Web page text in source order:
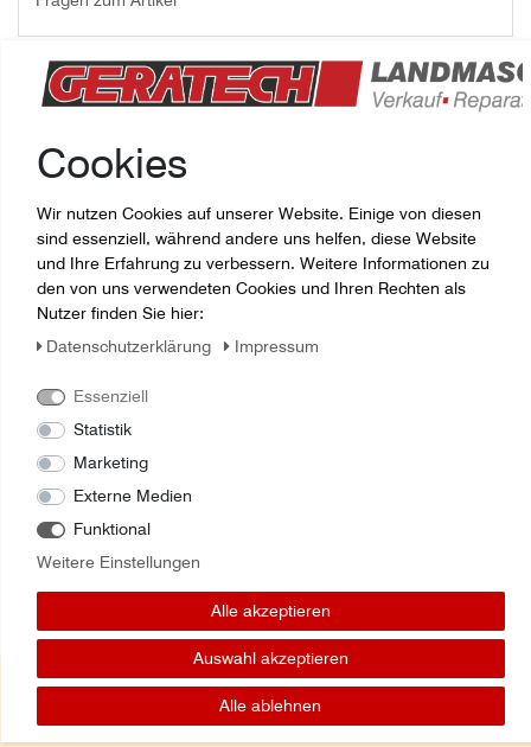
DRUCKLUFTBREMSZYLINDER 30
Gesamtlänge: 433,7mm
Cookies
Wir nutzen Cookies auf unserer Website. Einige von diesen
sind essenziell, während andere uns helfen, diese Website
und Ihre Erfahrung zu verbessern. Weitere Informationen zu
den von uns verwendeten Cookies und Ihren Rechten als
Nutzer finden Sie hier:
Daten­schutz­erklärung
Impressum
Essenziell
Statistik
Marketing
Externe Medien
Funktional
Weitere Einstellungen
Alle akzeptieren
Auswahl akzeptieren
Alle ablehnen